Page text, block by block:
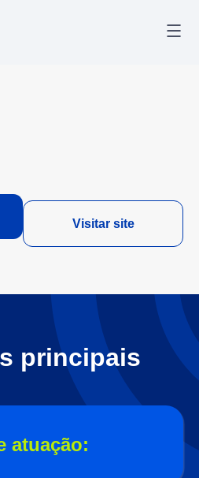
Visitar site
principais
atuação: